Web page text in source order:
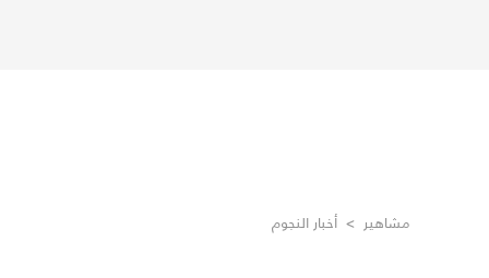
مشاهير > أخبار النجوم